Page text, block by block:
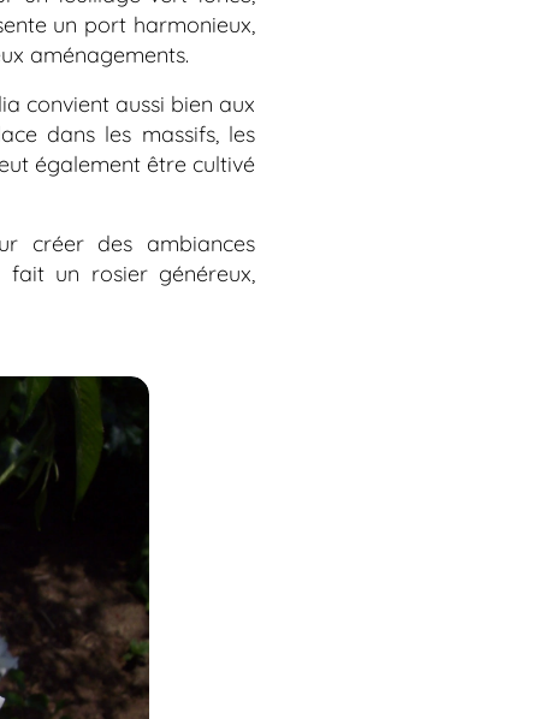
un port harmonieux,
aménagements.
convient aussi bien aux
dans les massifs, les
également être cultivé
créer des ambiances
un rosier généreux,